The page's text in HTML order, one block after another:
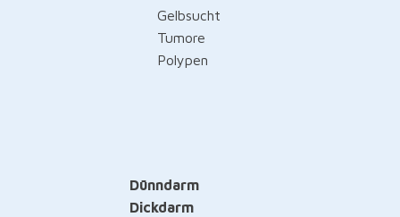
Gelbsucht
Tumore
Polypen
Dünndarm
Dickdarm